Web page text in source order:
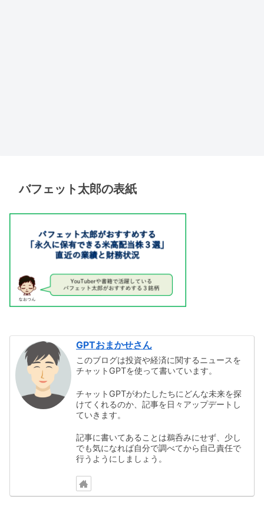
バフェット太郎の表紙
GPTおまかせさん
このブログは投資や経済に関するニュースを
チャットGPTを使って書いています。
チャットGPTがわたしたちにどんな未来を探
けてくれるのか、記事を日々アップデートし
ていきます。
記事に書いてあることは鵜呑みにせず、少し
でも気になれば自分で調べてから自己責任で
行うようにしましょう。